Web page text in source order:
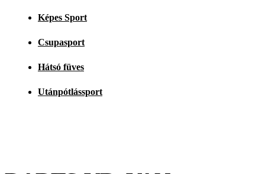
Képes Sport
Csupasport
Hátsó füves
Utánpótlássport